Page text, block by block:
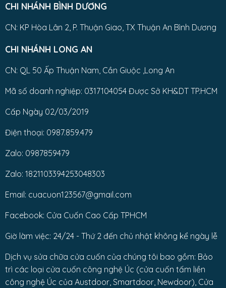
CHI NHÁNH BÌNH DƯƠNG
CN: KP Hòa Lân 2, P. Thuận Giao, TX Thuận An Bình Dương
CHI NHÁNH LONG AN
CN: QL 50 Ấp Thuận Nam, Cần Giuộc ,Long An
Mã số doanh nghiệp: 0317104054 Được Sở KH&DT TP.HCM
Cấp Ngày 02/03/2019
Điện thoại: 0987.859.479
Zalo: 0987859479
Zalo: 1821103394253048303
Email: cuacuon123567@gmail.com
Facebook: Cửa Cuốn Cao Cấp TPHCM
Giờ làm việc: 24/24 - Thứ 2 đến chủ nhật không kể ngày lễ
Dịch vụ sửa chữa cửa cuốn của chúng tôi bao gồm: Bảo
trì các loại cửa cuốn công nghệ Úc (cửa cuốn tấm liền
công nghệ Úc của Austdoor, Smartdoor, Newdoor), Cửa